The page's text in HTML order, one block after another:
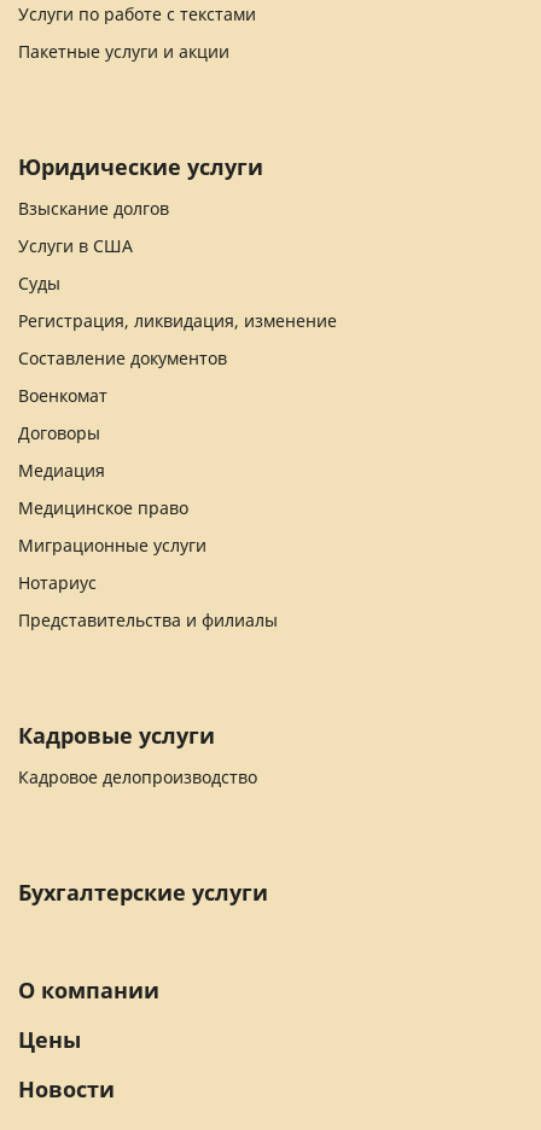
Услуги по работе с текстами
Пакетные услуги и акции
Юридические услуги
Взыскание долгов
Услуги в США
Суды
Регистрация, ликвидация, изменение
Составление документов
Военкомат
Договоры
Медиация
Медицинское право
Миграционные услуги
Нотариус
Представительства и филиалы
Кадровые услуги
Кадровое делопроизводство
Бухгалтерские услуги
О компании
Цены
Новости